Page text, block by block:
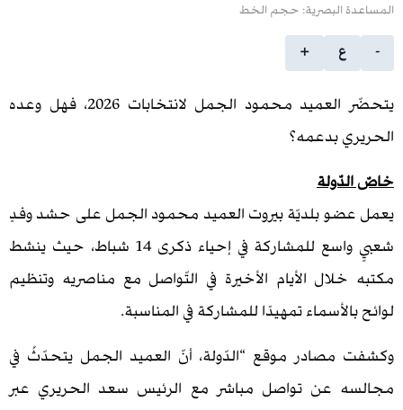
البصرية: حجم الخط
يتحضّر العميد محمود الجمل لانتخابات 2026، فهل وعده
بدعمه؟
بلديّة بيروت العميد محمود الجمل على حشد وفدٍ
شعبيٍ واسع للمشاركة في إحياء ذكرى 14 شباط، حيث ينشط
الأيام الأخيرة في التّواصل مع مناصريه وتنظيم
تمهيدًا للمشاركة في المناسبة.
موقع “الدّولة، أنّ العميد الجمل يتحدّثُ في
عن تواصل مباشر مع الرئيس سعد الحريري عبر